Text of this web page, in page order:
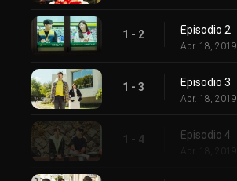
1 - 2 Episodio 2
Apr. 18, 2019
1 - 3 Episodio 3
Apr. 18, 2019
1 - 4 Episodio 4
Apr. 18, 2019